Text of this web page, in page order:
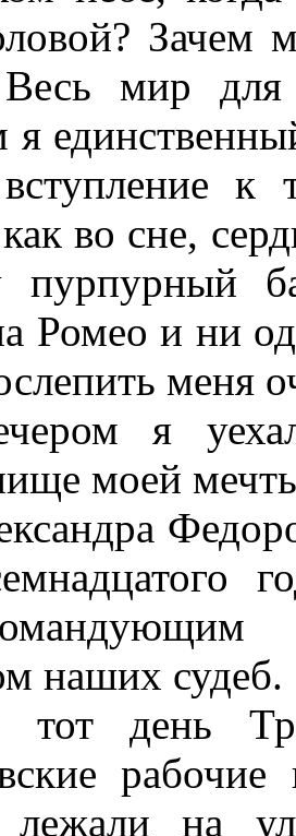
Зачем
Весь мир
я
к
во сне,
Ромео и ни
меня
я уехал
моей
наших судеб.
день
лежали на